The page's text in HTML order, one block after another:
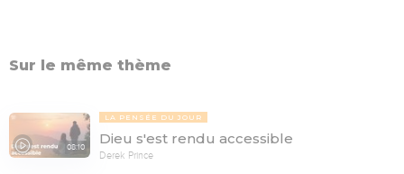
Sur le même thème
08:10
LA PENSÉE DU JOUR
Dieu s'est rendu accessible
Derek Prince